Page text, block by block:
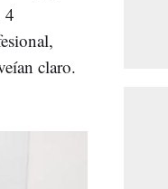
4
claro.